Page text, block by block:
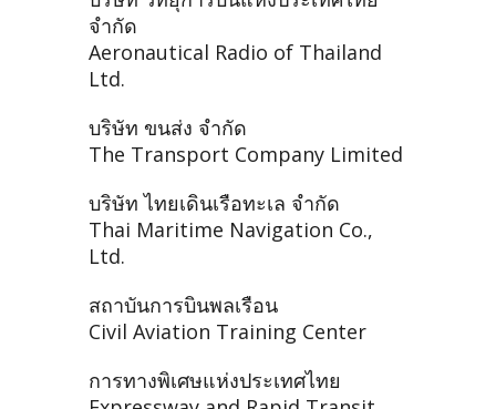
จำกัด
Aeronautical Radio of Thailand
Ltd.
บริษัท ขนส่ง จำกัด
The Transport Company Limited
บริษัท ไทยเดินเรือทะเล จำกัด
Thai Maritime Navigation Co.,
Ltd.
สถาบันการบินพลเรือน
Civil Aviation Training Center
การทางพิเศษแห่งประเทศไทย